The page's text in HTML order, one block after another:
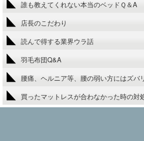
誰も教えてくれない本当のベッドＱ＆A
店長のこだわり
読んで得する業界ウラ話
羽毛布団Q&A
腰痛、ヘルニア等、腰の弱い方にはズバ
買ったマットレスが合わなかった時の対